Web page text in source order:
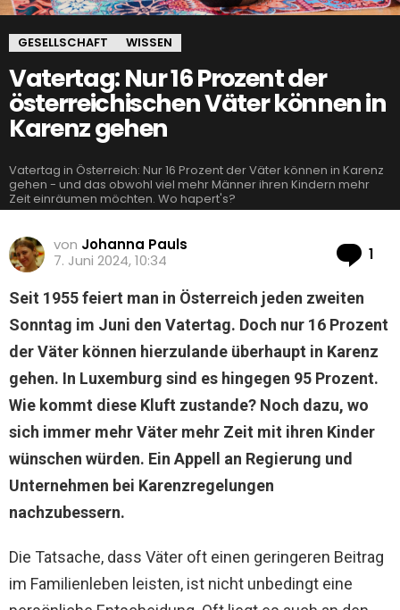
GESELLSCHAFT WISSEN
Vatertag: Nur 16 Prozent der
österreichischen Väter können in
Karenz gehen
Vatertag in Österreich: Nur 16 Prozent der Väter können in Karenz
gehen - und das obwohl viel mehr Männer ihren Kindern mehr
Zeit einräumen möchten. Wo hapert's?
von Johanna Pauls
7. Juni 2024, 10:34
1
Seit 1955 feiert man in Österreich jeden zweiten
Sonntag im Juni den Vatertag. Doch nur 16 Prozent
der Väter können hierzulande überhaupt in Karenz
gehen. In Luxemburg sind es hingegen 95 Prozent.
Wie kommt diese Kluft zustande? Noch dazu, wo
sich immer mehr Väter mehr Zeit mit ihren Kinder
wünschen würden. Ein Appell an Regierung und
Unternehmen bei Karenzregelungen
nachzubessern.
Die Tatsache, dass Väter oft einen geringeren Beitrag
im Familienleben leisten, ist nicht unbedingt eine